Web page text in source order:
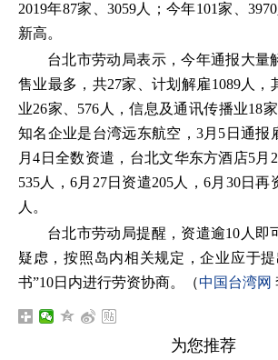
2019年87家、3059人；今年101家、
新高。
台北市劳动局表示，今年通报大量
售业最多，共27家、计划解雇1089人，
业26家、576人，信息及通讯传播业18
知名企业是台湾远东航空，3月5日通报
月4日全数资遣，台北文华东方酒店5月
535人，6月27日资遣205人，6月30日再
人。
台北市劳动局提醒，资遣逾10人即
疑虑，按照岛内相关规定，企业应于提
书”10日内进行劳资协商。（中国台湾网
为您推荐